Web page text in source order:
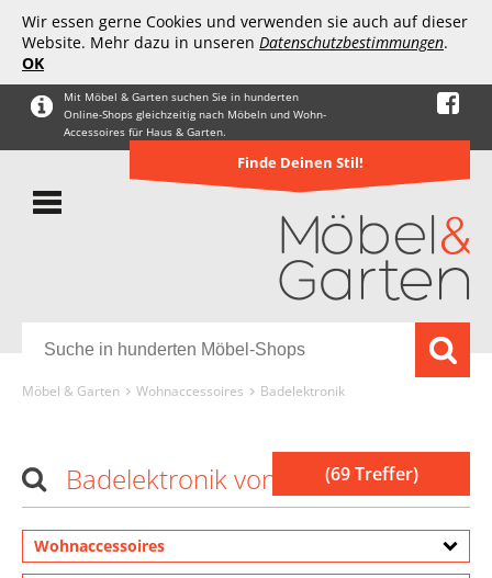
Wir essen gerne Cookies und verwenden sie auch auf dieser
Website. Mehr dazu in unseren Datenschutzbestimmungen.
OK
Mit Möbel & Garten suchen Sie in hunderten
Online-Shops gleichzeitig nach Möbeln und Wohn-
Accessoires für Haus & Garten.
Finde Deinen Stil!
Möbel & Garten Wohnaccessoires Badelektronik
(69 Treffer)
Badelektronik von Platan Room
Wohnaccessoires